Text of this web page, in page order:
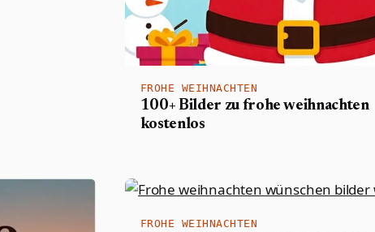
FROHE WEIHNACHTEN
100+ Bilder zu frohe weihnachten
kostenlos
FROHE WEIHNACHTEN